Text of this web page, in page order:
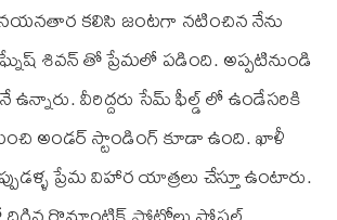
కలిసి జంటగా నటించిన నేను
శివన్ తో ప్రేమలో పడింది. అప్పటినుండి
ఉన్నారు. వీరిద్దరు సేమ్ ఫీల్డ్ లో ఉండేసరికి
అండర్ స్టాండింగ్ కూడా ఉంది. ఖాళీ
ప్రేమ విహార యాత్రలు చేస్తూ ఉంటారు.